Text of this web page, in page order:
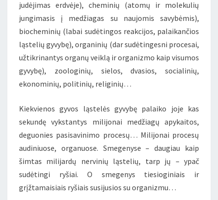
judėjimas erdvėje), cheminių (atomų ir molekulių
jungimasis į medžiagas su naujomis savybėmis),
biocheminių (labai sudėtingos reakcijos, palaikančios
ląstelių gyvybę), organinių (dar sudėtingesni procesai,
užtikrinantys organų veiklą ir organizmo kaip visumos
gyvybę), zoologinių, sielos, dvasios, socialinių,
ekonominių, politinių, religinių…
Kiekvienos gyvos ląstelės gyvybę palaiko joje kas
sekundę vykstantys milijonai medžiagų apykaitos,
deguonies pasisavinimo procesų… Milijonai procesų
audiniuose, organuose. Smegenyse – daugiau kaip
šimtas milijardų nervinių ląstelių, tarp jų – ypač
sudėtingi ryšiai. O smegenys tiesioginiais ir
grįžtamaisiais ryšiais susijusios su organizmu…